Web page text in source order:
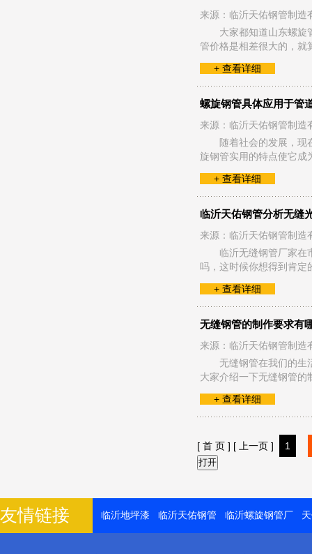
来源：临沂天佑钢管制
大家都知道山东螺旋
管价格是相差很大的，
+ 查看详细
螺旋钢管具体应用于管
来源：临沂天佑钢管制
随着社会的发展，
旋钢管实用的特点使它
+ 查看详细
临沂天佑钢管分析无缝
来源：临沂天佑钢管制
临沂无缝钢管厂家在
吗，这时候你想得到肯
+ 查看详细
无缝钢管的制作要求有
来源：临沂天佑钢管制
无缝钢管在我们的生
大家介绍一下无缝钢管
+ 查看详细
[ 首 页 ] [ 上一页 ] 1
友情链接 临沂地坪漆 临沂天佑钢管 临沂螺旋钢管厂